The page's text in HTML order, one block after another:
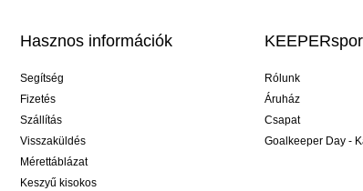
Hasznos információk
Segítség
Fizetés
Szállítás
Visszaküldés
Mérettáblázat
Keszyű kisokos
Rólunk
Áruház
Csapat
Goalkeeper Day -